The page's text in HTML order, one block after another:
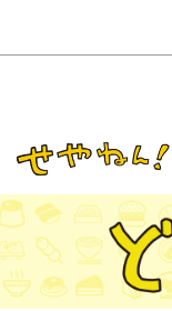
ドラマ
動画イズム
天気・防災